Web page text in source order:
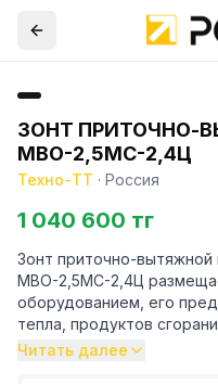
ЗОНТ ПРИТОЧНО-
МВО-2,5МС-2,4Ц
Техно-ТТ · Россия
1 040 600 тг
Зонт приточно-
МВО-2,5МС-2,4Ц
оборудованием, его
тепла, продуктов
воздуха, что
Читать далее